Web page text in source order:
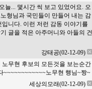
늘... 몇시간 씩 보고 있었어요. 오
형님과 국민들이 만들어 내는 감
니다. 이런 저런 감동 이야기를
글을 적은 아주머니와 아들의 건
강태공(02-12-09)
무현 후보의 모든것을 보는순간
~~~~~~~~~~~~노무현 행님~짱~
세상의모래(02-12-09)